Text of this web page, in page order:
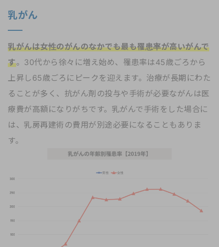
乳がん
乳がんは女性のがんのなかでも最も罹患率が高いがんで
す。30代から徐々に増え始め、罹患率は45歳ごろから
上昇し65歳ごろにピークを迎えます。治療が長期にわた
ることが多く、抗がん剤の投与や手術が必要ながんは医
療費が高額になりがちです。乳がんで手術をした場合に
は、乳房再建術の費用が別途必要になることもありま
す。